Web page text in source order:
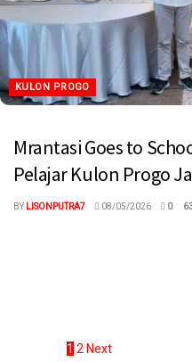
KULON PROGO
Mrantasi Goes to
Pelajar Kulon Progo
BY LISONPUTRA7 08/05/2026 0
1 2 Next